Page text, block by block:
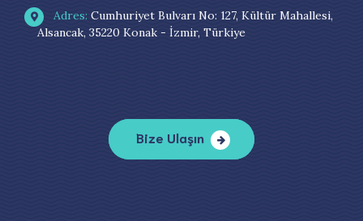
Adres: Cumhuriyet Bulvarı No: 127, Kültür Mahallesi,
Alsancak, 35220 Konak - İzmir, Türkiye
Bize Ulaşın